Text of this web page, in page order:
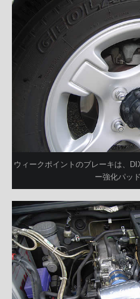
ウィークポイントのブレーキは、
ー強化パッ